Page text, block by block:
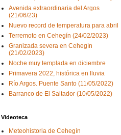
Avenida extraordinaria del Argos
(21/06/23)
Nuevo record de temperatura para abril
Terremoto en Cehegín (24/02/2023)
Granizada severa en Cehegín
(21/02/2023)
Noche muy templada en diciembre
Primavera 2022, histórica en lluvia
Río Argos. Puente Santo (11/05/2022)
Barranco de El Saltador (10/05/2022)
Videoteca
Meteohistoria de Cehegín